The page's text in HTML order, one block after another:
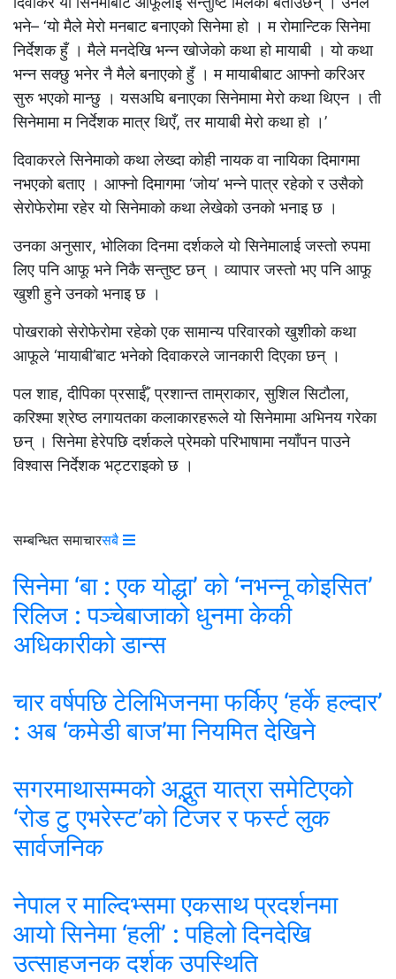
भने– ‘यो मैले मेरो मनबाट बनाएको सिनेमा हो । म रोमान्टिक सिनेमा
निर्देशक हुँ । मैले मनदेखि भन्न खोजेको कथा हो मायाबी । यो कथा
भन्न सक्छु भनेर नै मैले बनाएको हुँ । म मायाबीबाट आफ्नो करिअर
सुरु भएको मान्छु । यसअघि बनाएका सिनेमामा मेरो कथा थिएन । ती
सिनेमामा म निर्देशक मात्र थिएँ, तर मायाबी मेरो कथा हो ।’
दिवाकरले सिनेमाको कथा लेख्दा कोही नायक वा नायिका दिमागमा
नभएको बताए । आफ्नो दिमागमा ‘जोय’ भन्ने पात्र रहेको र उसैको
सेरोफेरोमा रहेर यो सिनेमाको कथा लेखेको उनको भनाइ छ ।
उनका अनुसार, भोलिका दिनमा दर्शकले यो सिनेमालाई जस्तो रुपमा
लिए पनि आफू भने निकै सन्तुष्ट छन् । व्यापार जस्तो भए पनि आफू
खुशी हुने उनको भनाइ छ ।
पोखराको सेरोफेरोमा रहेको एक सामान्य परिवारको खुशीको कथा
आफूले ‘मायाबी’बाट भनेको दिवाकरले जानकारी दिएका छन् ।
पल शाह, दीपिका प्रसाईँ, प्रशान्त ताम्राकार, सुशिल सिटौला,
करिश्मा श्रेष्ठ लगायतका कलाकारहरूले यो सिनेमामा अभिनय गरेका
छन् । सिनेमा हेरेपछि दर्शकले प्रेमको परिभाषामा नयाँपन पाउने
विश्वास निर्देशक भट्टराइको छ ।
सम्बन्धित समाचारसबै
सिनेमा ‘बा : एक योद्धा’ को ‘नभन्नू कोइसित’
रिलिज : पञ्चेबाजाको धुनमा केकी
अधिकारीको डान्स
चार वर्षपछि टेलिभिजनमा फर्किए ‘हर्के हल्दार’
: अब ‘कमेडी बाज’मा नियमित देखिने
सगरमाथासम्मको अद्भुत यात्रा समेटिएको
‘रोड टु एभरेस्ट’को टिजर र फर्स्ट लुक
सार्वजनिक
नेपाल र माल्दिभ्समा एकसाथ प्रदर्शनमा
आयो सिनेमा ‘हली’ : पहिलो दिनदेखि
उत्साहजनक दर्शक उपस्थिति